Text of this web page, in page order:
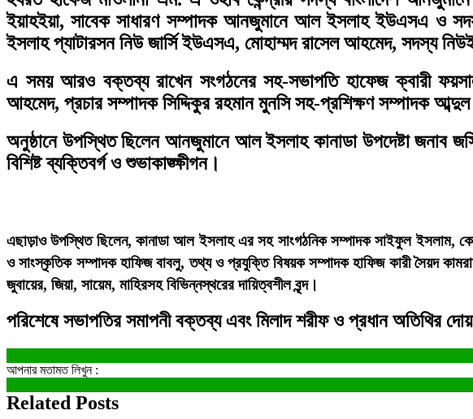
ইয়াহইয়া, সাবেক সাধারণ সম্পাদক আনজুমানে আল ইসলাহ ইউএসএ ও
ইসলাহ প্যাটারসন নিউ জার্সি ইউএসএ, মোহাম্মদ রাসেল আহমেদ, সদস্য
এ সময় আরও বক্তব্য রাখেন সংগঠনের সহ-সভাপতি হাফেজ ক্বারী
আহমেদ, প্রচার সম্পাদক সিদ্দিকুর রহমান মুনসি সহ-প্রশিক্ষণ সম্পাদক
অনুষ্ঠানে উপস্থিত ছিলেন আনজুমানে আল ইসলাহ কানাডা উপদেষ্টা জনাব
বিশিষ্ট ব্যক্তিবর্গ ও শুভাকাঙ্ক্ষীগন।
এছাড়াওউপস্থিত ছিলেন, কানাডা আল ইসলাহ এর সহ সাংগঠনিক সম্পাদক সাইফুল ইসলাম,
ও সাংস্কৃতিক সম্পাদক হাফিজ বাবলু, তথ্য ও প্রযুক্তি বিষয়ক সম্পাদক হাফিজ কারী সৈয়দ
জুবায়ের, জিয়া, সায়েম, মাহিরসহ বিভিন্নস্থরের দায়িত্বশীল বৃন্দ।
পরিশেষে সভাপতির সমাপনী বক্তব্য এবং মিলাদ শরীফ ও প্রধান অতিথির
আপনার মতামত লিখুন :
Related Posts